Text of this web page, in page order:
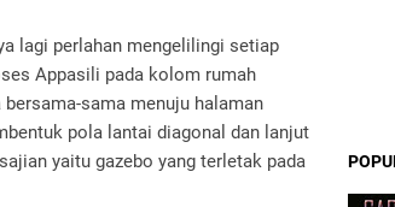
lagi perlahan mengelilingi setiap
Appasili pada kolom rumah
sama menuju halaman
pola lantai diagonal dan lanjut
yaitu gazebo yang terletak pada